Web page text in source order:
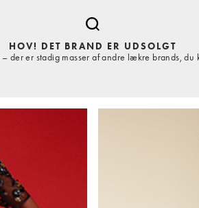
HOV! DET BRAND ER UDSOLGT
der er stadig masser af andre lækre brands, du